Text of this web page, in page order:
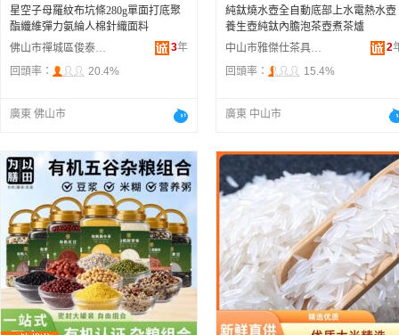
星空子母羅紋布坑條280g單面打底聚
酯纖維彈力氨綸人棉針織面料
佛山市禪城區俊泰紡織廠
3年
回頭率：
20.4%
廣東 佛山市
純鈦燒水壺全自動底部上水電熱水壺
養生壺純鈦內膽泡茶壺煮茶爐
中山市雅傑仕茶具有限公司
2
回頭率：
15.4%
廣東 中山市